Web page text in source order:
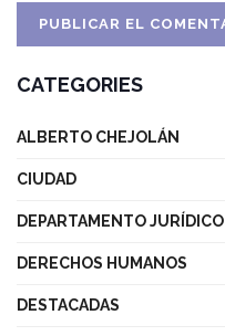
CATEGORIES
ALBERTO CHEJOLÁN
CIUDAD
DEPARTAMENTO JURÍDICO
DERECHOS HUMANOS
DESTACADAS